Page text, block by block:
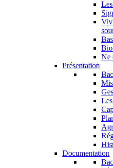
Ne
Présentation
Documentation